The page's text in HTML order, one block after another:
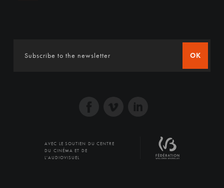
OK
AVEC LE SOUTIEN DU CENTRE
DU CINÉMA ET DE
L'AUDIOVISUEL